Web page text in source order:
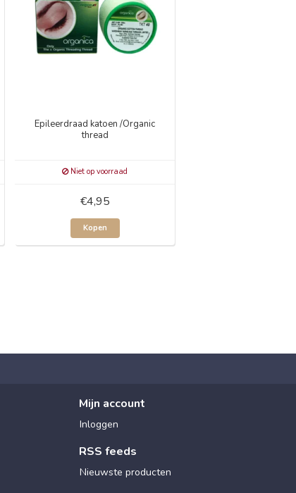
Epileerdraad katoen /Organic
thread
Niet op voorraad
€4,95
Kopen
Mijn account
Inloggen
RSS feeds
Nieuwste producten